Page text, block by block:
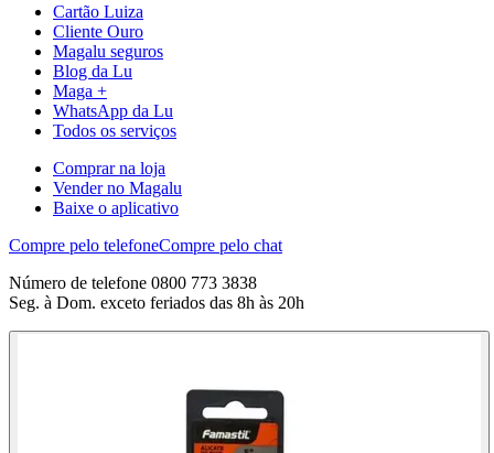
Cartão Luiza
Cliente Ouro
Magalu seguros
Blog da Lu
Maga +
WhatsApp da Lu
Todos os serviços
Comprar na loja
Vender no Magalu
Baixe o aplicativo
Compre pelo telefoneCompre pelo chat
Número de telefone 0800 773 3838
Seg. à Dom. exceto feriados das 8h às 20h